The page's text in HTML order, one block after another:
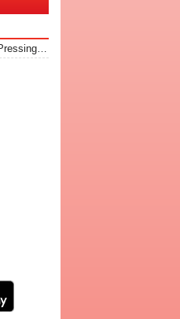
RadioBari - Dickmann saluta: va in Grecia. Pressing Catanzaro per Dorval, Vicari piace ad una pugliese